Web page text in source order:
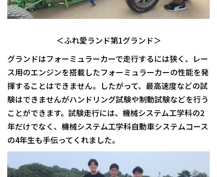
＜ふれ愛ランド第1グランド＞
グランドはフォーミュラーカーで走行するには狭く、レー
ス用のエンジンを搭載したフォーミュラーカーの性能を発
揮することはできません。したがって、最高速度などの試
験はできませんがハンドリング試験や制動試験などを行う
ことができます。試験走行には、機械システム工学科の2
年だけでなく、機械システム工学科自動車システムコース
の4年生も手伝ってくれました。